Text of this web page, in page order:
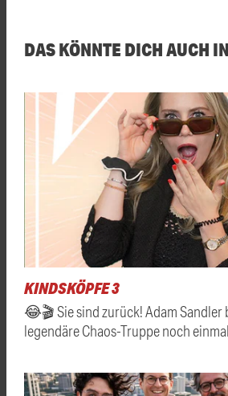
DAS KÖNNTE DICH AUCH
KINDSKÖPFE 3
😂🎬 Sie sind zurück! Adam Sandler
legendäre Chaos-Truppe noch